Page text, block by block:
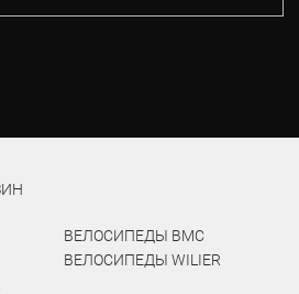
ВЕЛОСИПЕДЫ BMC
ВЕЛОСИПЕДЫ WILIER